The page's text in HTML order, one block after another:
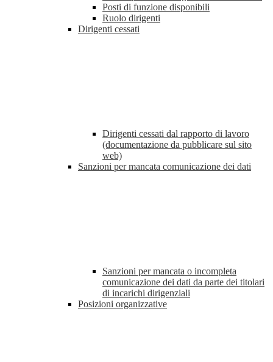
Posti di funzione disponibili
Ruolo dirigenti
Dirigenti cessati
Dirigenti cessati dal rapporto di lavoro
(documentazione da pubblicare sul sito
web)
Sanzioni per mancata comunicazione dei dati
Sanzioni per mancata o incompleta
comunicazione dei dati da parte dei titolari
di incarichi dirigenziali
Posizioni organizzative